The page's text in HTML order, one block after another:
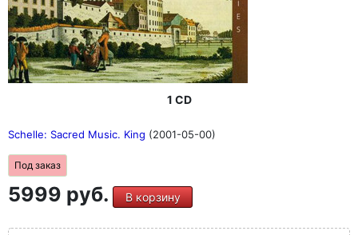
1 CD
Schelle: Sacred Music. King (2001-05-00)
Под заказ
5999 руб. В корзину